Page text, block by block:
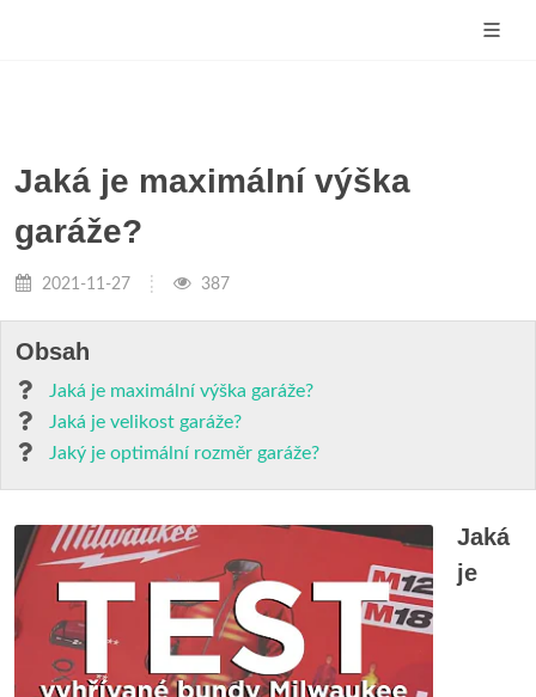
Jaká je maximální výška
garáže?
2021-11-27 387
Obsah
Jaká je maximální výška garáže?
Jaká je velikost garáže?
Jaký je optimální rozměr garáže?
Jaká
je